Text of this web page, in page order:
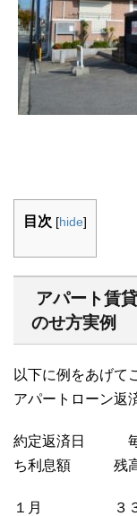
目次 [hide]
アパート賃
のせ方実例
以下に例をあげて
アパートローン返
約定返済日
ち利息額 残
１月 ３３２